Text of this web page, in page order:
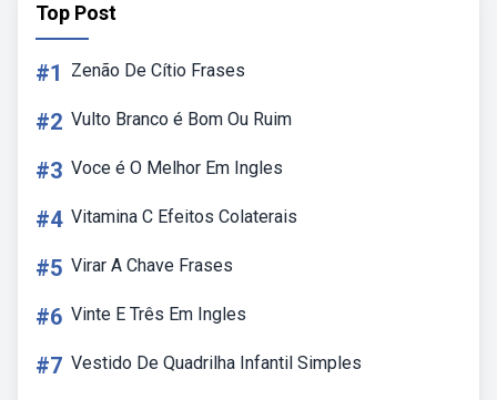
Top Post
#1 Zenão De Cítio Frases
#2 Vulto Branco é Bom Ou Ruim
#3 Voce é O Melhor Em Ingles
#4 Vitamina C Efeitos Colaterais
#5 Virar A Chave Frases
#6 Vinte E Três Em Ingles
#7 Vestido De Quadrilha Infantil Simples